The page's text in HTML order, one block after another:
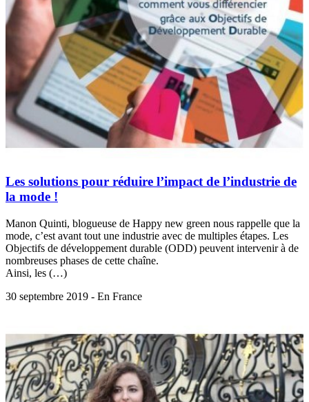
Les solutions pour réduire l’impact de l’industrie de
la mode !
Manon Quinti, blogueuse de Happy new green nous rappelle que la
mode, c’est avant tout une industrie avec de multiples étapes. Les
Objectifs de développement durable (ODD) peuvent intervenir à de
nombreuses phases de cette chaîne.
Ainsi, les (…)
30 septembre 2019 - En France